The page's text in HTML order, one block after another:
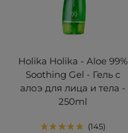
Holika Holika - Aloe 99%
Soothing Gel - Гель с
алоэ для лица и тела -
250ml
145